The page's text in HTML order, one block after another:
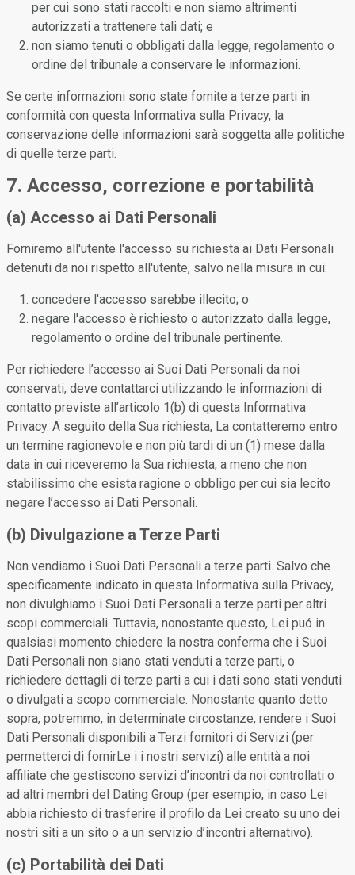
per cui sono stati raccolti e non siamo altrimenti
autorizzati a trattenere tali dati; e
non siamo tenuti o obbligati dalla legge, regolamento o
ordine del tribunale a conservare le informazioni.
Se certe informazioni sono state fornite a terze parti in
conformità con questa Informativa sulla Privacy, la
conservazione delle informazioni sarà soggetta alle politiche
di quelle terze parti.
7. Accesso, correzione e portabilità
(a) Accesso ai Dati Personali
Forniremo all'utente l'accesso su richiesta ai Dati Personali
detenuti da noi rispetto all'utente, salvo nella misura in cui:
concedere l'accesso sarebbe illecito; o
negare l'accesso è richiesto o autorizzato dalla legge,
regolamento o ordine del tribunale pertinente.
Per richiedere l’accesso ai Suoi Dati Personali da noi
conservati, deve contattarci utilizzando le informazioni di
contatto previste all’articolo 1(b) di questa Informativa
Privacy. A seguito della Sua richiesta, La contatteremo entro
un termine ragionevole e non più tardi di un (1) mese dalla
data in cui riceveremo la Sua richiesta, a meno che non
stabilissimo che esista ragione o obbligo per cui sia lecito
negare l’accesso ai Dati Personali.
(b) Divulgazione a Terze Parti
Non vendiamo i Suoi Dati Personali a terze parti. Salvo che
specificamente indicato in questa Informativa sulla Privacy,
non divulghiamo i Suoi Dati Personali a terze parti per altri
scopi commerciali. Tuttavia, nonostante questo, Lei puó in
qualsiasi momento chiedere la nostra conferma che i Suoi
Dati Personali non siano stati venduti a terze parti, o
richiedere dettagli di terze parti a cui i dati sono stati venduti
o divulgati a scopo commerciale. Nonostante quanto detto
sopra, potremmo, in determinate circostanze, rendere i Suoi
Dati Personali disponibili a Terzi fornitori di Servizi (per
permetterci di fornirLe i i nostri servizi) alle entità a noi
affiliate che gestiscono servizi d’incontri da noi controllati o
ad altri membri del Dating Group (per esempio, in caso Lei
abbia richiesto di trasferire il profilo da Lei creato su uno dei
nostri siti a un sito o a un servizio d’incontri alternativo).
(c) Portabilità dei Dati